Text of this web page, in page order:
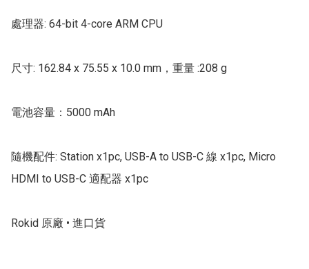
處理器: 64-bit 4-core ARM CPU
尺寸: 162.84 x 75.55 x 10.0 mm，重量 :208 g
電池容量：5000 mAh
隨機配件: Station x1pc, USB-A to USB-C 線 x1pc, Micro
HDMI to USB-C 適配器 x1pc
Rokid 原廠 • 進口貨